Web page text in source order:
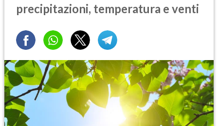
precipitazioni, temperatura e venti